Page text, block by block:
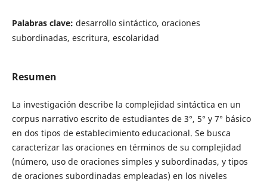
Palabras clave: desarrollo sintáctico, oraciones
subordinadas, escritura, escolaridad
Resumen
La investigación describe la complejidad sintáctica en un
corpus narrativo escrito de estudiantes de 3°, 5° y 7° básico
en dos tipos de establecimiento educacional. Se busca
caracterizar las oraciones en términos de su complejidad
(número, uso de oraciones simples y subordinadas, y tipos
de oraciones subordinadas empleadas) en los niveles